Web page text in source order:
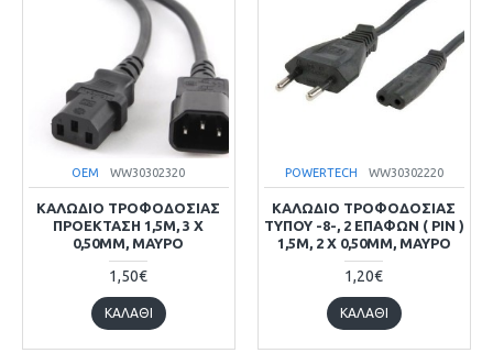
OEM WW30302320
ΚΑΛΩΔΙΟ ΤΡΟΦΟΔΟΣΙΑΣ
ΠΡΟΕΚΤΑΣΗ 1,5M, 3 X
0,50MM, ΜΑΎΡΟ
1,50€
ΚΑΛΆΘΙ
POWERTECH WW30302220
ΚΑΛΩΔΙΟ ΤΡΟΦΟΔΟΣΙΑΣ
ΤΥΠΟΥ -8-, 2 ΕΠΑΦΩΝ ( PIN )
1,5M, 2 X 0,50MM, ΜΑΎΡΟ
1,20€
ΚΑΛΆΘΙ